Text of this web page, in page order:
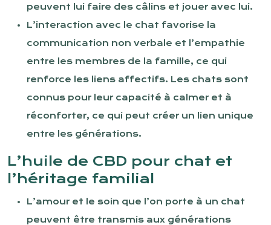
peuvent lui faire des câlins et jouer avec lui.
L’interaction avec le chat favorise la
communication non verbale et l’empathie
entre les membres de la famille, ce qui
renforce les liens affectifs. Les chats sont
connus pour leur capacité à calmer et à
réconforter, ce qui peut créer un lien unique
entre les générations.
L’huile de CBD pour chat et
l’héritage familial
L’amour et le soin que l’on porte à un chat
peuvent être transmis aux générations